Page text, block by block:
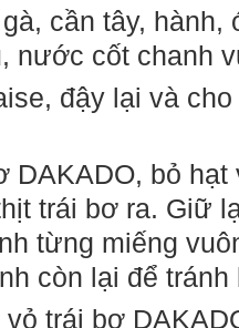
cần tây,
nước cốt chanh
đậy lại và
DAKADO, bỏ
trái bơ ra. Giữ
từng miếng
còn lại để tránh
trái bơ